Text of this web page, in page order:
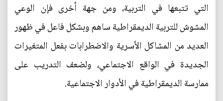
التي تتبعها في التربية، ومن جهة أخرى فإن الوعي
المشوش للتربية الديمقراطية ساهم وبشكل فاعل في ظهور
العديد من المشاكل الأسرية والاضطرابات بفعل المتغيرات
الجديدة في الواقع الاجتماعي، ولضعف التدريب على
ممارسة الديمقراطية في الأدوار الاجتماعية.